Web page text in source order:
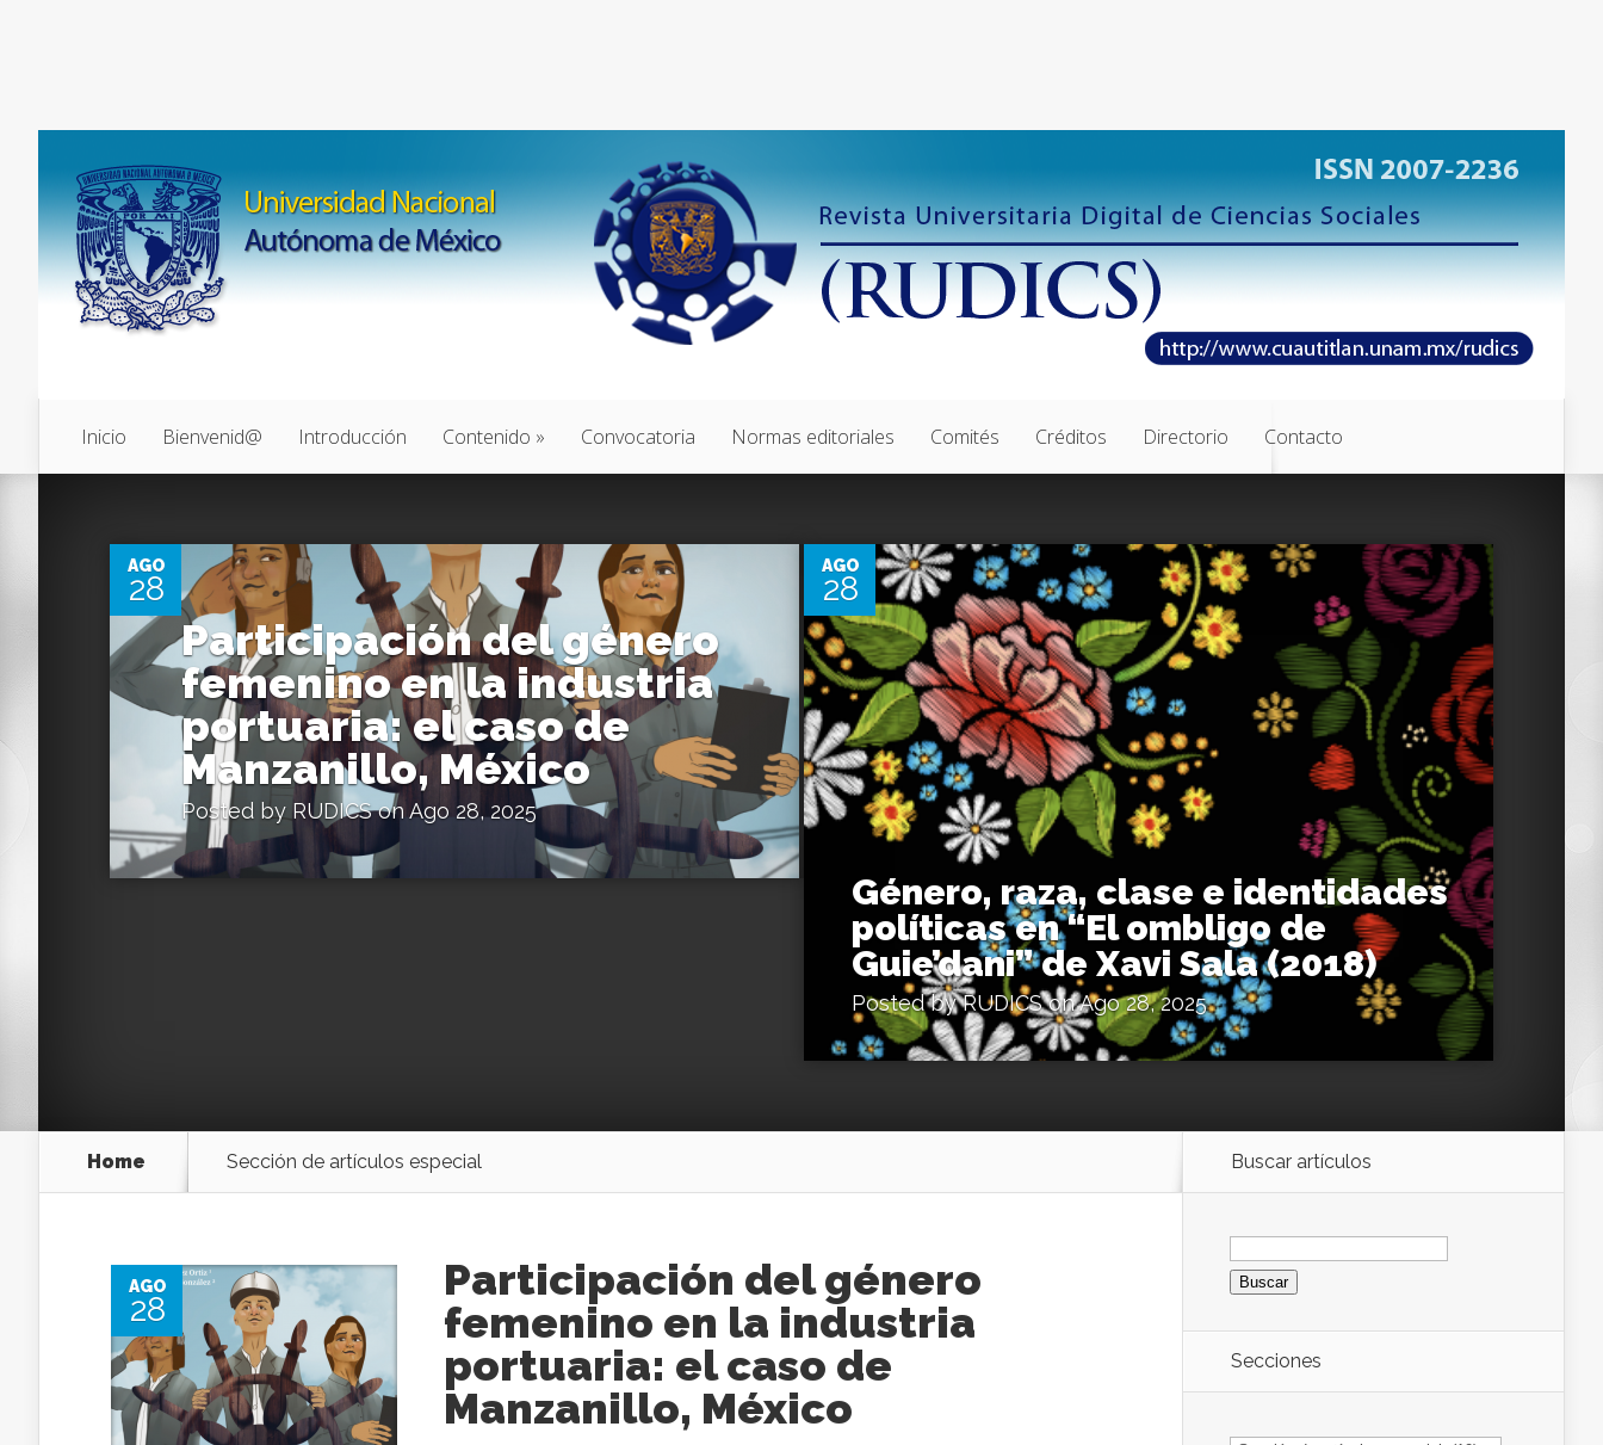
Inicio Bienvenid@ Introducción Contenido Convocatoria Normas editoriales Comités Créditos Directorio Contacto
AGO
28
Participación del género
femenino en la industria
portuaria: el caso de
Manzanillo, México
Posted by RUDICSon Ago 28, 2025
AGO
28
Género, raza, clase e identidades
políticas en “El ombligo de
Guie’dani” de Xavi Sala (2018)
Posted byRUDICSon Ago 28, 2025
Home Sección de artículos especial
AGO
28
Participación del género
femenino en la industria
portuaria: el caso de
Manzanillo, México
Buscar artículos
Buscar:
Secciones
Secciones